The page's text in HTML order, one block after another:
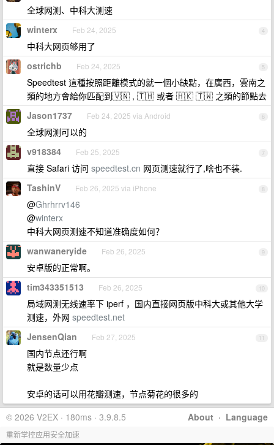
全球网测、中科大测速
4
winterx Feb 24, 2025
中科大网页够用了
5
ostrichb Feb 24, 2025
Speedtest 這種按照距離模式的就一個小缺點，在廣西，雲南之
類的地方會給你匹配到🇻🇳 , 🇹🇭 或者 🇭🇰 🇹🇼 之類的節點去
6
Jason1737 Feb 24, 2025 via Android
全球网测可以的
7
v918384 Feb 25, 2025
直接 Safari 访问 speedtest.cn 网页测速就行了,啥也不装.
8
TashinV Feb 26, 2025 via iPhone
@Ghrhrrv146
@winterx
中科大网页测速不知道准确度如何？
9
wanwaneryide Feb 26, 2025
安卓版的正常啊。
10
tim343351513 Feb 26, 2025
局域网测无线速率下 iperf ，国内直接网页版中科大或其他大学
测速，外网 speedtest.net
11
JensenQian Feb 27, 2025
国内节点还行啊
就是数量少点
安卓的话可以用花瓣测速，节点菊花的很多的
About · Language
© 2026 V2EX · 180ms · 3.9.8.5
重新掌控应用安全加速